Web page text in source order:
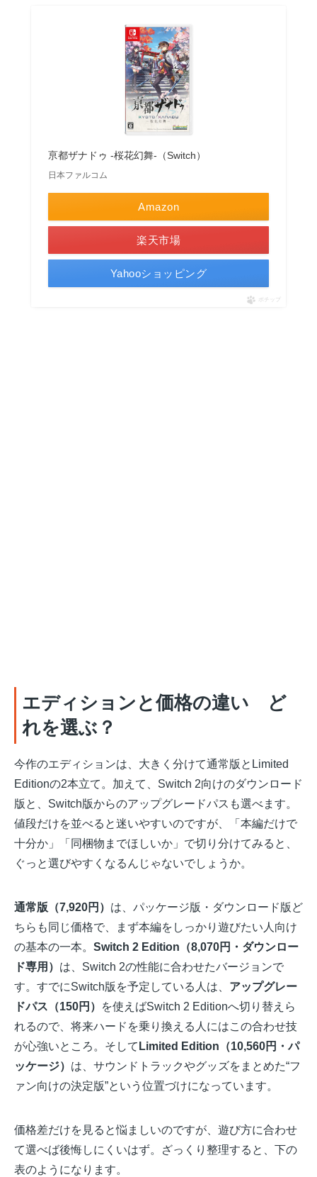
亰都ザナドゥ -桜花幻舞-（Switch）
日本ファルコム
Amazon
楽天市場
Yahooショッピング
ポチップ
エディションと価格の違い ど
れを選ぶ？
今作のエディションは、大きく分けて通常版とLimited
Editionの2本立て。加えて、Switch 2向けのダウンロード
版と、Switch版からのアップグレードパスも選べます。
値段だけを並べると迷いやすいのですが、「本編だけで
十分か」「同梱物までほしいか」で切り分けてみると、
ぐっと選びやすくなるんじゃないでしょうか。
通常版（7,920円） は、パッケージ版・ダウンロード版ど
ちらも同じ価格で、まず本編をしっかり遊びたい人向け
の基本の一本。 Switch 2 Edition（8,070円・ダウンロー
ド専用） は、Switch 2の性能に合わせたバージョンで
す。すでにSwitch版を予定している人は、 アップグレー
ドパス（150円）
を使えばSwitch 2 Editionへ切り替えら
れるので、将来ハードを乗り換える人にはこの合わせ技
が心強いところ。そして Limited Edition（10,560円・パ
ッケージ） は、サウンドトラックやグッズをまとめた“フ
ァン向けの決定版”という位置づけになっています。
価格差だけを見ると悩ましいのですが、遊び方に合わせ
て選べば後悔しにくいはず。ざっくり整理すると、下の
表のようになります。